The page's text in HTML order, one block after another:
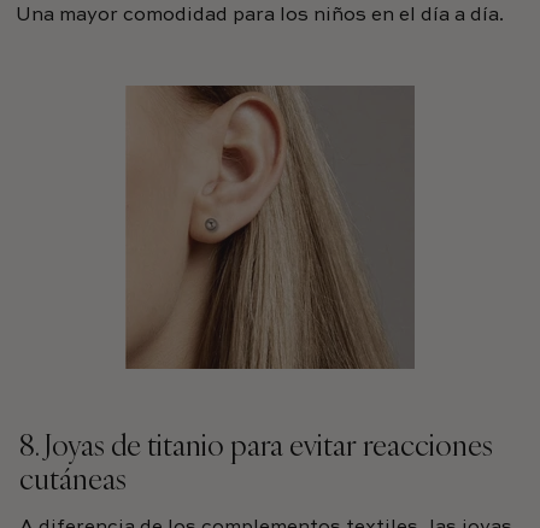
Una mayor comodidad para los niños en el día a día.
8. Joyas de titanio para evitar reacciones
cutáneas